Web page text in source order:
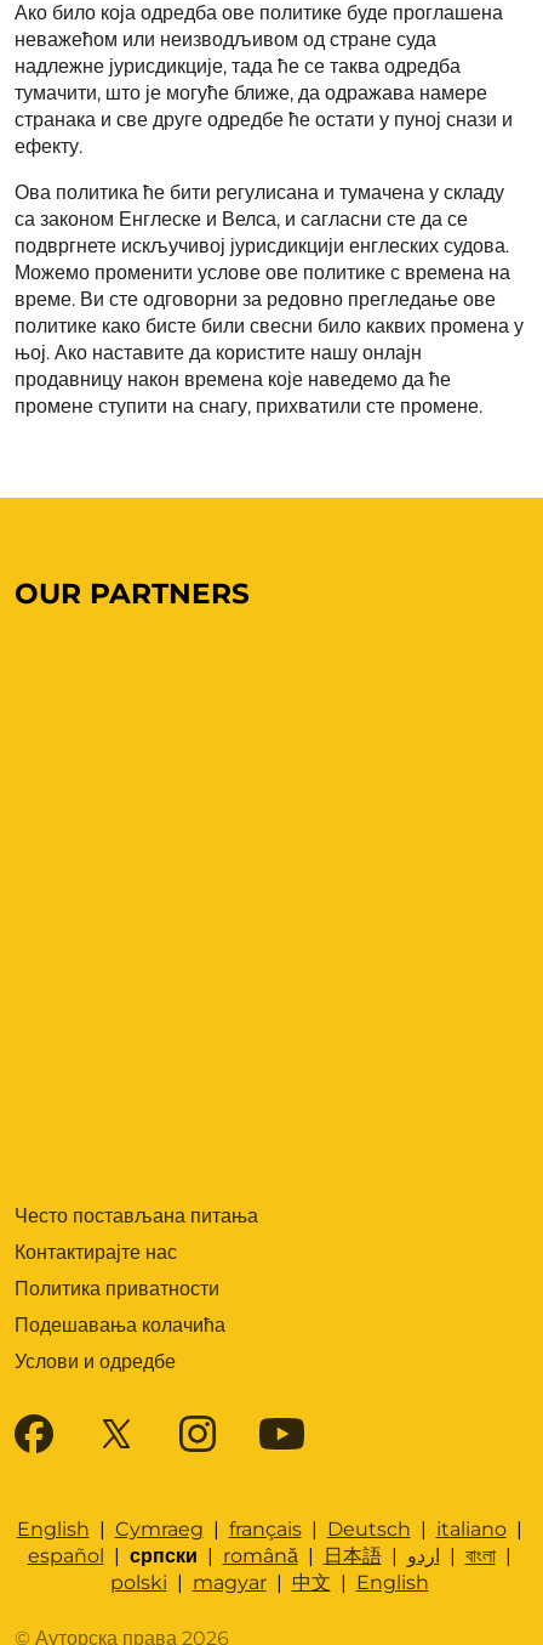
Ако било која одредба ове политике буде проглашена
неважећом или неизводљивом од стране суда
надлежне јурисдикције, тада ће се таква одредба
тумачити, што је могуће ближе, да одражава намере
странака и све друге одредбе ће остати у пуној снази и
ефекту.
Ова политика ће бити регулисана и тумачена у складу
са законом Енглеске и Велса, и сагласни сте да се
подвргнете искључивој јурисдикцији енглеских судова.
Можемо променити услове ове политике с времена на
време. Ви сте одговорни за редовно прегледање ове
политике како бисте били свесни било каквих промена у
њој. Ако наставите да користите нашу онлајн
продавницу након времена које наведемо да ће
промене ступити на снагу, прихватили сте промене.
Често постављана питања
Контактирајте нас
Политика приватности
Подешавања колачића
Услови и одредбе
OUR PARTNERS
English | Cymraeg | français| Deutsch | italiano|
español | српски | română| 日本語| اردو | বাংলা|
polski | magyar| 中文 | English
© Ауторска права 2026